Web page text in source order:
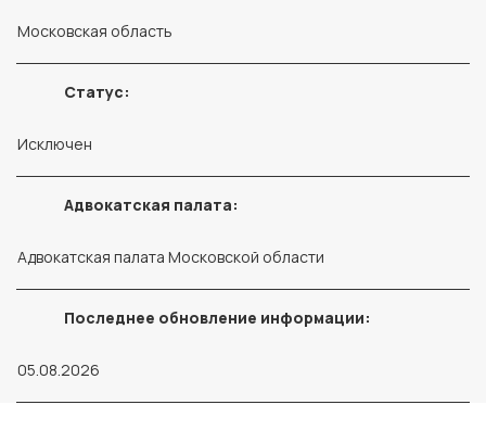
Московская область
Статус:
Исключен
Адвокатская палата:
Адвокатская палата Московской области
Последнее обновление информации:
05.08.2026